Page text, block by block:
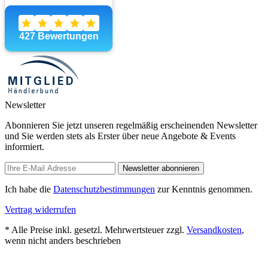
Newsletter
Abonnieren Sie jetzt unseren regelmäßig erscheinenden Newsletter
und Sie werden stets als Erster über neue Angebote & Events
informiert.
Newsletter abonnieren
Ich habe die Datenschutzbestimmungen zur Kenntnis genommen.
Vertrag widerrufen
* Alle Preise inkl. gesetzl. Mehrwertsteuer zzgl. Versandkosten,
wenn nicht anders beschrieben